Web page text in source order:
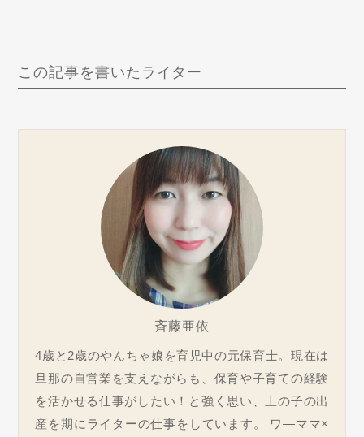
この記事を書いたライター
斉藤亜依
4歳と2歳のやんちゃ娘を育児中の元保育士。現在は
旦那の自営業を支えながらも、保育や子育ての経験
を活かせる仕事がしたい！と強く思い、上の子の出
産を期にライターの仕事をしています。 ワ―ママ×